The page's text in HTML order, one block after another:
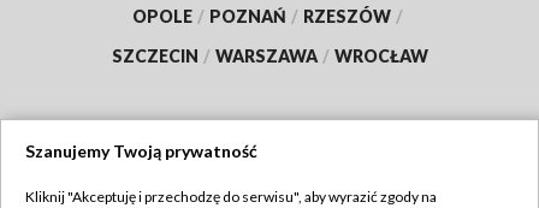
OPOLE / POZNAŃ / RZESZÓW /
SZCZECIN / WARSZAWA / WROCŁAW
Szanujemy Twoją prywatność
Kliknij "Akceptuję i przechodzę do serwisu", aby wyrazić zgody na